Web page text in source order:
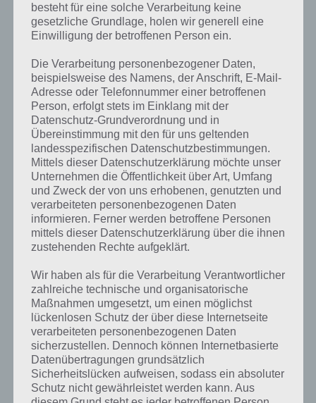
Lampe
Lampe ist die Lösung für das tägliche Rätsel am 25.7.2020 in 4 Bilder
1 Wort, doch welche Bedeutung hat dieses eigentlich und was gibt es
dazu zu wissen? Passt das Wort auch zu Kroatien? Zu bestimmten
Lösungen präsentieren wir daher auch immer eine kurze
Begriffserklärung!
besteht für eine solche Verarbeitung keine
gesetzliche Grundlage, holen wir generell eine
Einwilligung der betroffenen Person ein.
Die Verarbeitung personenbezogener Daten,
beispielsweise des Namens, der Anschrift, E-Mail-
Adresse oder Telefonnummer einer betroffenen
Person, erfolgt stets im Einklang mit der
Datenschutz-Grundverordnung und in
Übereinstimmung mit den für uns geltenden
landesspezifischen Datenschutzbestimmungen.
Mittels dieser Datenschutzerklärung möchte unser
Unternehmen die Öffentlichkeit über Art, Umfang
und Zweck der von uns erhobenen, genutzten und
verarbeiteten personenbezogenen Daten
informieren. Ferner werden betroffene Personen
mittels dieser Datenschutzerklärung über die ihnen
zustehenden Rechte aufgeklärt.
Wir haben als für die Verarbeitung Verantwortlicher
zahlreiche technische und organisatorische
Maßnahmen umgesetzt, um einen möglichst
lückenlosen Schutz der über diese Internetseite
verarbeiteten personenbezogenen Daten
sicherzustellen. Dennoch können Internetbasierte
Datenübertragungen grundsätzlich
Sicherheitslücken aufweisen, sodass ein absoluter
Schutz nicht gewährleistet werden kann. Aus